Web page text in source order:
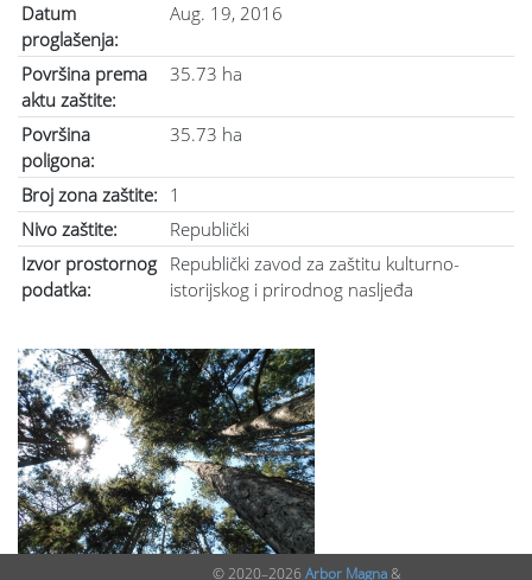
Datum
proglašenja:
Aug. 19, 2016
Površina prema
aktu zaštite:
35.73 ha
Površina
poligona:
35.73 ha
Broj zona zaštite: 1
Nivo zaštite:
Republički
Izvor prostornog
podatka:
Republički zavod za zaštitu kulturno-
istorijskog i prirodnog nasljeđa
© 2020–2026 Arbor Magna&